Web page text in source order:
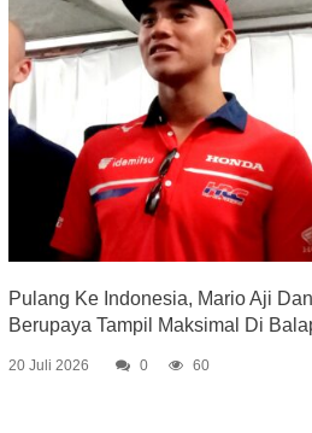
Pulang Ke Indonesia, Mario Aji
Berupaya Tampil Maksimal Di
20 Juli 2026 0 60